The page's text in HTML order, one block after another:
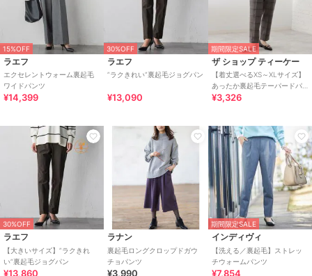
15%OFF
ラエフ
エクセレントウォーム裏起毛
ワイドパンツ
¥14,399
30%OFF
ラエフ
”ラクきれい”裏起毛ジョグパン
¥13,090
期間限定SALE
ザ ショップ ティーケー
【着丈選べるXS～XLサイズ】
あったか裏起毛テーパードパ
ンツ
¥3,326
30%OFF
ラエフ
【大きいサイズ】”ラクきれ
い”裏起毛ジョグパン
¥13,860
ラナン
裏起毛ロングクロップドガウ
チョパンツ
¥3,990
期間限定SALE
インディヴィ
【洗える／裏起毛】ストレッ
チウォームパンツ
¥7,854